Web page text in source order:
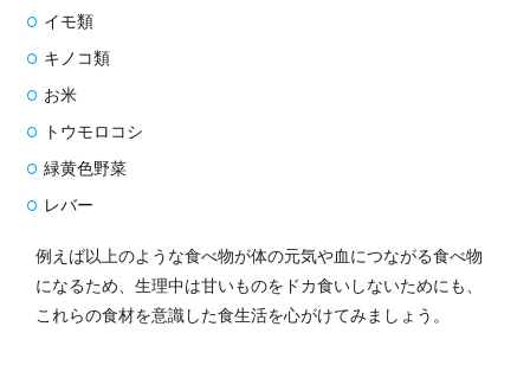
イモ類
キノコ類
お米
トウモロコシ
緑黄色野菜
レバー
例えば以上のような食べ物が体の元気や血につながる食べ物
になるため、生理中は甘いものをドカ食いしないためにも、
これらの食材を意識した食生活を心がけてみましょう。